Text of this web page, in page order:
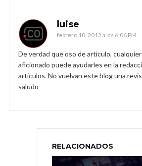
luise
febrero 10, 2012 a las 6:06 PM
De verdad que oso de articulo,
aficionado puede ayudarles en la
articulos. No vuelvan este blog una
saludo
RELACIONADOS